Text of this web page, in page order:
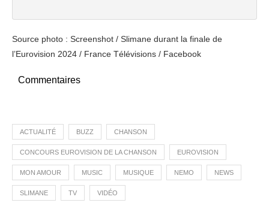
Source photo : Screenshot / Slimane durant la finale de
l’Eurovision 2024 / France Télévisions / Facebook
Commentaires
ACTUALITÉ BUZZ CHANSON
CONCOURS EUROVISION DE LA CHANSON EUROVISION
MON AMOUR MUSIC MUSIQUE NEMO NEWS
SLIMANE TV VIDÉO